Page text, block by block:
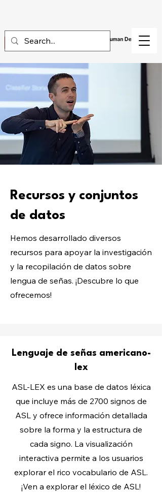
Recursos y conjuntos
de datos
Hemos desarrollado diversos
recursos para apoyar la investigación
y la recopilación de datos sobre
lengua de señas. ¡Descubre lo que
ofrecemos!
Lenguaje de señas americano-
lex
ASL-LEX es una base de datos léxica
que incluye más de 2700 signos de
ASL y ofrece información detallada
sobre la forma y la estructura de
cada signo. La visualización
interactiva permite a los usuarios
explorar el rico vocabulario de ASL.
¡Ven a explorar el léxico de ASL!